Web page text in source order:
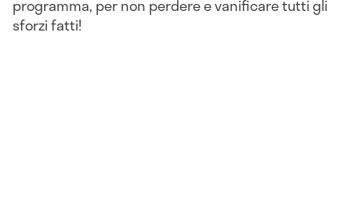
programma, per non perdere e vanificare tutti gli
sforzi fatti!